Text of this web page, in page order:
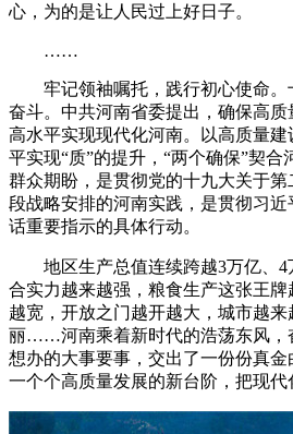
心，为的是让人民过上好日子。
……
牢记领袖嘱托，践行初心使命。
奋斗。中共河南省委提出，确保高
高水平实现现代化河南。以高质量建
平实现“质”的提升，“两个确保”契
群众期盼，是贯彻党的十九大关于
段战略安排的河南实践，是贯彻习
话重要指示的具体行动。
地区生产总值连续跨越3万亿、4
合实力越来越强，粮食生产这张王
越宽，开放之门越开越大，城市越
丽……河南乘着新时代的浩荡东风，
想办的大事要事，交出了一份份真
一个个高质量发展的新台阶，把现代